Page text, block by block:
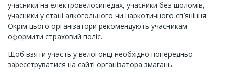
учасники на електровелосипедах, учасники без шоломів,
учасники у стані алкогольного чи наркотичного сп′яніння.
Окрім цього організатори рекомендують учасникам
оформити страховий поліс.
Щоб взяти участь у велогонці необхідно попередньо
зареєструватися на сайті організатора змагань.